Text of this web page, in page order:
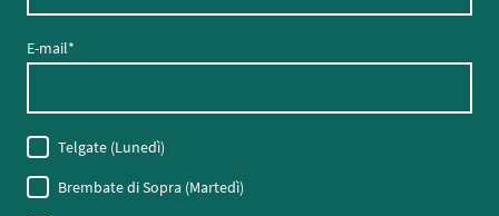
E-mail*
Telgate (Lunedì)
Brembate di Sopra (Martedì)